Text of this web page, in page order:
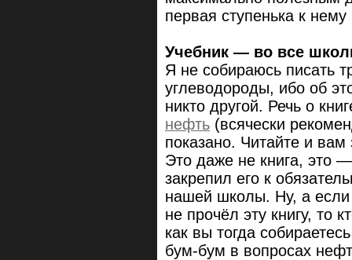
первая ступенька к
Учебник — во все
Я не собираюсь писать
углеводороды, ибо об
никто другой. Речь о
нефть (всячески
показано. Читайте и
Это даже не книга, это
закрепил его к
нашей школы. Ну, а если
не прочёл эту книгу, то
как вы тогда
бум-бум в вопросах